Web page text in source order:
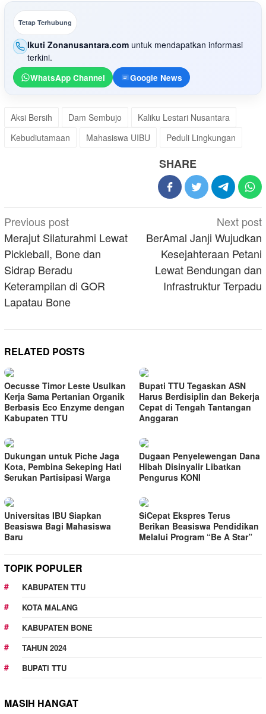
Tetap Terhubung
Ikuti Zonanusantara.com untuk mendapatkan informasi
terkini.
WhatsApp Channel Google News
Aksi Bersih Dam Sembujo
Kaliku Lestari Nusantara
Kebudiutamaan
Mahasiswa UIBU Peduli Lingkungan
SHARE
Post
navigation
Previous post
Merajut Silaturahmi Lewat
Pickleball, Bone dan
Sidrap Beradu
Keterampilan di GOR
Lapatau Bone
Next post
BerAmal Janji Wujudkan
Kesejahteraan Petani
Lewat Bendungan dan
Infrastruktur Terpadu
RELATED POSTS
Oecusse Timor Leste Usulkan
Kerja Sama Pertanian Organik
Berbasis Eco Enzyme dengan
Kabupaten TTU
Bupati TTU Tegaskan ASN
Harus Berdisiplin dan Bekerja
Cepat di Tengah Tantangan
Anggaran
Dukungan untuk Piche Jaga
Kota, Pembina Sekeping Hati
Serukan Partisipasi Warga
Dugaan Penyelewengan Dana
Hibah Disinyalir Libatkan
Pengurus KONI
Universitas IBU Siapkan
Beasiswa Bagi Mahasiswa
Baru
SiCepat Ekspres Terus
Berikan Beasiswa Pendidikan
Melalui Program “Be A Star”
TOPIK POPULER
KABUPATEN TTU
KOTA MALANG
KABUPATEN BONE
TAHUN 2024
BUPATI TTU
MASIH HANGAT